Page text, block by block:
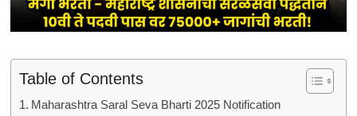
Table of Contents
Maharashtra Saral Seva Bharti 2025 Notification